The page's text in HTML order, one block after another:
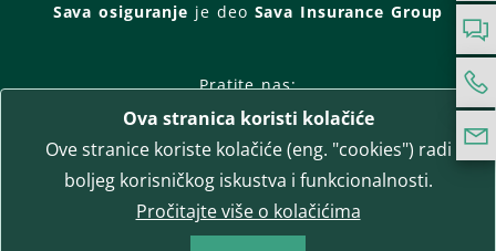
Sava osiguranje je deo Sava Insurance Group
Pratite nas:
Facebook
Instagram
LinkedIn
Twitter
YouTube
WhatsApp
T-media d.o.o. | napredne komunikacije
Ova stranica koristi kolačiće
Ove stranice koriste kolačiće (eng. "cookies") radi
boljeg korisničkog iskustva i funkcionalnosti.
Pročitajte više o kolačićima